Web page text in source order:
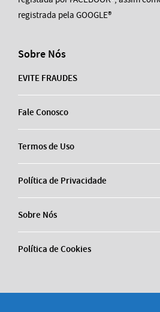
registrada pela GOOGLE®
Sobre Nós
EVITE FRAUDES
Fale Conosco
Termos de Uso
Política de Privacidade
Sobre Nós
Política de Cookies